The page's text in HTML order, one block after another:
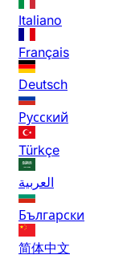
Italiano
Français
Deutsch
Русский
Türkçe
العربية
Български
简体中文